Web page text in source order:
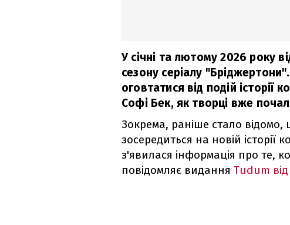
У січні та лютому 2026 року
сезону серіалу
оговтатися від подій
Софі Бек, як творці вже
Зокрема, раніше стало відомо,
зосередиться на новій історії
з'явилася інформація про те,
повідомляє видання Tudum